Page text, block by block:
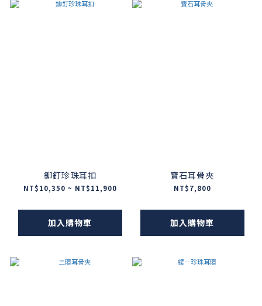
鉚釘珍珠耳扣
NT$10,350 ~ NT$11,900
加入購物車
寶石耳骨夾
NT$7,800
加入購物車